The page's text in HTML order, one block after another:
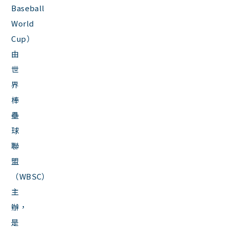
Baseball
World
Cup）
由
世
界
棒
壘
球
聯
盟
（WBSC）
主
辦，
是